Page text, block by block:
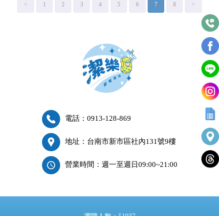
< 1 2 3 4 5 6 7 8 >
電話：0913-128-869
地址：台南市新市區社內131號9樓
營業時間：週一至週日09:00~21:00